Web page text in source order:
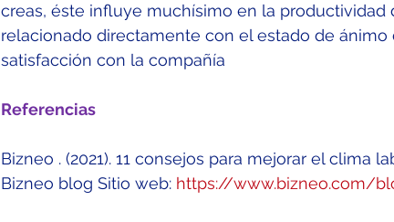
creas, éste influye muchísimo en la productividad
relacionado directamente con el estado de ánimo
satisfacción con la compañía
Referencias
Bizneo . (2021). 11 consejos para mejorar el clima
Bizneo blog Sitio web: https://www.bizneo.com/